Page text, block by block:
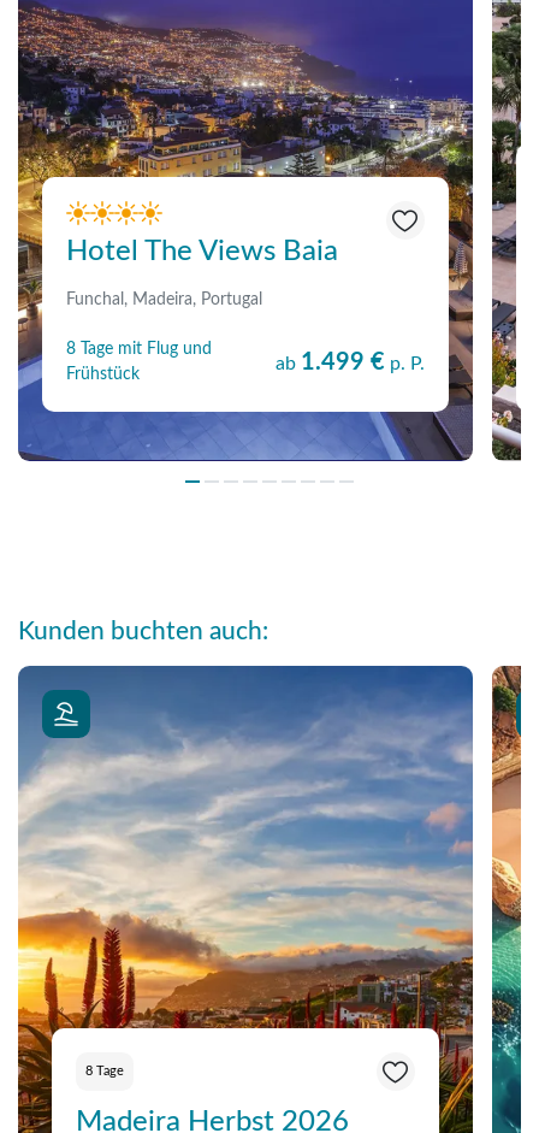
Hotel The Views Baia
Funchal, Madeira, Portugal
8 Tage mit Flug und
Frühstück
ab 1.499 € p. P.
Kunden buchten auch:
8 Tage
Madeira Herbst 2026